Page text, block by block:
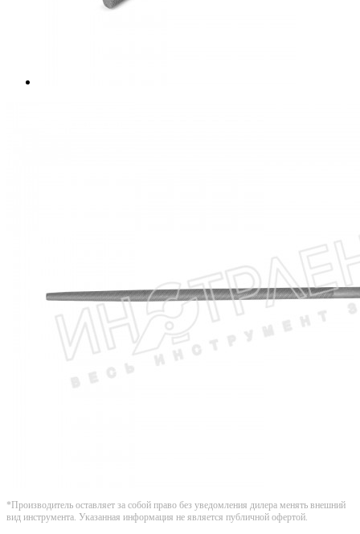
*Производитель оставляет за собой право без уведомления дилера менять внешний
вид инструмента. Указанная информация не является публичной офертой.